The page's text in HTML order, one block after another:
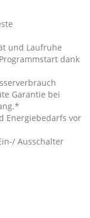
und Laufruhe
dank
Garantie bei
Energiebedarfs vor
Ausschalter